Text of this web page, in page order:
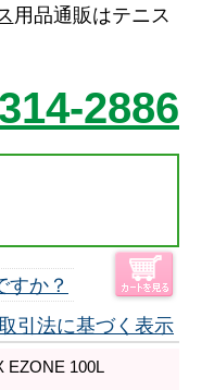
用品通販はテニス
2886
すか？
引法に基づく表示
EZONE 100L